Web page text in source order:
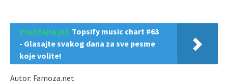
Pročitajte još Topsify music chart #63
- Glasajte svakog dana za sve pesme
koje volite!
Autor: Famoza.net